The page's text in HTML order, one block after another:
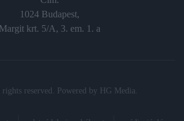
1024 Budapest,
Margit krt. 5/A, 3. em. 1. a
reserved. Powered by HG Media